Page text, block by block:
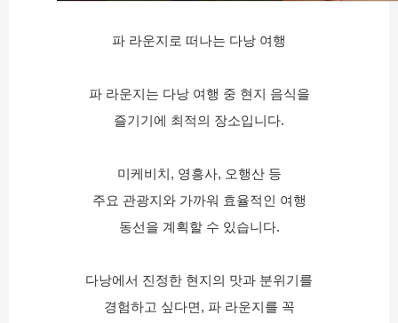
파 라운지로 떠나는 다낭 여행
파 라운지는 다낭 여행 중 현지 음식을
즐기기에 최적의 장소입니다.
미케비치, 영흥사, 오행산 등
주요 관광지와 가까워 효율적인 여행
동선을 계획할 수 있습니다.
다낭에서 진정한 현지의 맛과 분위기를
경험하고 싶다면, 파 라운지를 꼭